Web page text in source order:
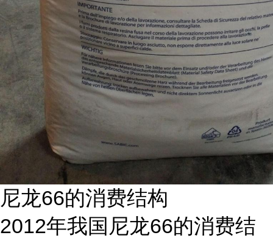
尼龙66的消费结构
2012年我国尼龙66的消费结